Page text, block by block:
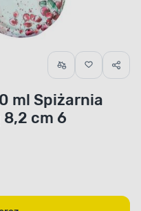
ml Spiżarnia
cm 6